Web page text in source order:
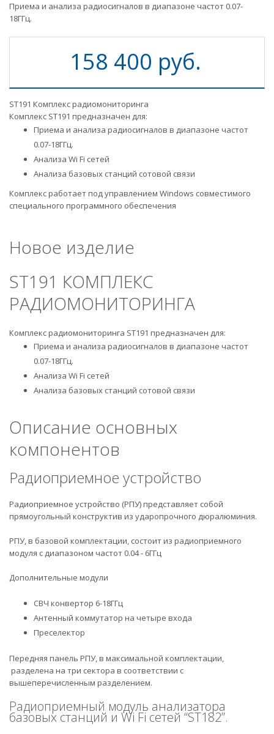
Приема и анализа радиосигналов в диапазоне частот 0.07-
18ГГц.
158 400 руб.
ST191 Комплекс радиомониторинга
Комплекс ST191 предназначен для:
Приема и анализа радиосигналов в диапазоне частот
0.07-18ГГц.
Анализа Wi Fi сетей
Анализа базовых станций сотовой связи
Комплекс работает под управлением Windows совместимого
специального программного обеспечения
Новое изделие
ST191 КОМПЛЕКС
РАДИОМОНИТОРИНГА
Комплекс радиомониторинга ST191 предназначен для:
Приема и анализа радиосигналов в диапазоне частот
0.07-18ГГц.
Анализа Wi Fi сетей
Анализа базовых станций сотовой связи
Описание основных
компонентов
Радиоприемное устройство
Радиоприемное устройство (РПУ) представляет собой
прямоугольный конструктив из ударопрочного дюралюминия.
РПУ, в базовой комплектации, состоит из радиоприемного
модуля с диапазоном частот 0.04 - 6ГГц
Дополнительные модули
СВЧ конвертор 6-18ГГц
Антенный коммутатор на четыре входа
Преселектор
Передняя панель РПУ, в максимальной комплектации,
разделена на три сектора в соответствии с
вышеперечисленным разделением.
Радиоприемный модуль анализатора
базовых станций и Wi Fi сетей “ST182”.